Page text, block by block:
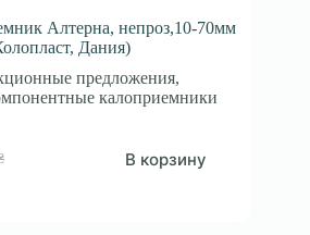
Алтерна, непроз,10-70мм
Дания)
предложения,
калоприемники
В корзину